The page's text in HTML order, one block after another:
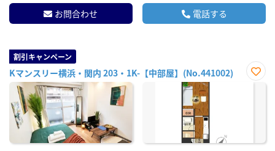
お問合わせ 電話する
割引キャンペーン
Kマンスリー横浜・関内 203・1K-【中部屋】(No.441002)
お気